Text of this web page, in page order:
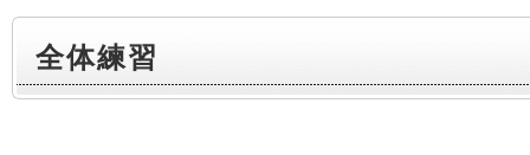
全体練習